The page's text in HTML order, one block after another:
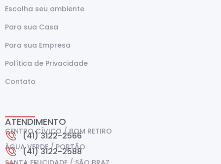
Escolha seu ambiente
Para sua Casa
Para sua Empresa
Política de Privacidade
Contato
ATENDIMENTO
CENTRO CÍVICO / BOM RETIRO
(41) 3122-2566
ÁGUA VERDE / PORTÃO
(41) 3122-2588